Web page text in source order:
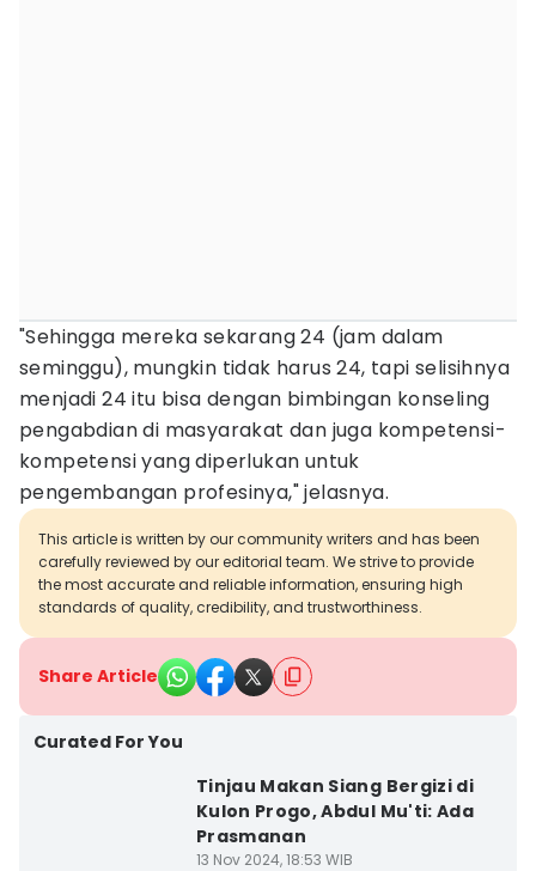
"Sehingga mereka sekarang 24 (jam dalam
seminggu), mungkin tidak harus 24, tapi selisihnya
menjadi 24 itu bisa dengan bimbingan konseling
pengabdian di masyarakat dan juga kompetensi-
kompetensi yang diperlukan untuk
pengembangan profesinya," jelasnya.
This article is written by our community writers and has been
carefully reviewed by our editorial team. We strive to provide
the most accurate and reliable information, ensuring high
standards of quality, credibility, and trustworthiness.
Share Article
Curated For You
Tinjau Makan Siang Bergizi di
Kulon Progo, Abdul Mu'ti: Ada
Prasmanan
13 Nov 2024, 18:53 WIB